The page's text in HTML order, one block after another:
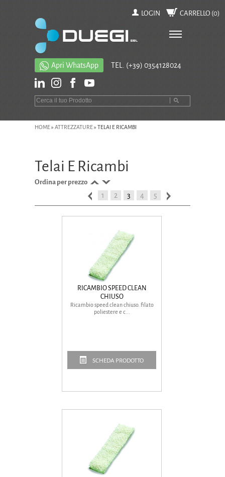
LOGIN CARRELLO (0)
Apri WhatsApp TEL. (+39) 0354128024
HOME» ATTREZZATURE» TELAI E RICAMBI
Telai E Ricambi
1 2 3 4 5
Ordina per prezzo
RICAMBIO SPEED CLEAN
CHIUSO
Ricambio speed clean chiuso. filato
poliestere e c...
SCHEDA PRODOTTO